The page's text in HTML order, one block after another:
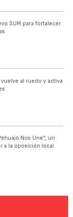
SUM para fortalecer
al ruedo y activa
Nos Une", un
a la oposición local